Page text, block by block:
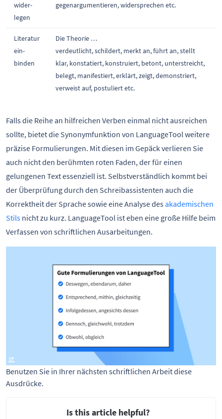
wider-
legen
gegenargumentieren, widersprechen etc.
Literatur
ein-
binden
Die Theorie …
verdeutlicht, schildert, merkt an, führt an, stellt
klar, konstatiert, konstruiert, betont, unterstreicht,
belegt, manifestiert, erklärt, zeigt, demonstriert,
verweist auf, postuliert etc.
Falls die Reihe an hilfreichen Verben einmal nicht ausreichen
sollte, bietet die Synonymfunktion von LanguageTool weitere
präzise Formulierungen. Mit diesen im Gepäck verlieren Sie
auch nicht den berühmten roten Faden, der für einen
gelungenen Text essenziell ist. Selbstverständlich kommt bei
der Überprüfung durch den Schreibassistenten auch die
Korrektheit der Sprache sowie eine Analyse desakademischen
Stils nicht zu kurz. LanguageTool ist eben eine große Hilfe beim
Verfassen von schriftlichen Ausarbeitungen.
Benutzen Sie in Ihrer nächsten schriftlichen Arbeit diese
Ausdrücke.
Is this article helpful?